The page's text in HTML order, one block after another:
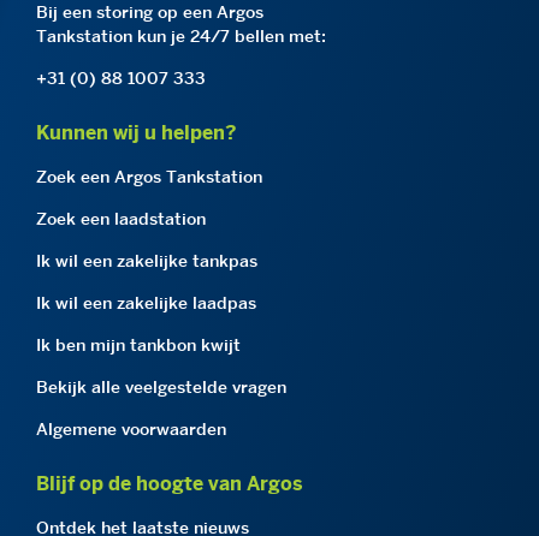
Bij een storing op een Argos
Tankstation kun je 24/7 bellen met:
+31 (0) 88 1007 333
Kunnen wij u helpen?
Zoek een Argos Tankstation
Zoek een laadstation
Ik wil een zakelijke tankpas
Ik wil een zakelijke laadpas
Ik ben mijn tankbon kwijt
Bekijk alle veelgestelde vragen
Algemene voorwaarden
Blijf op de hoogte van Argos
Ontdek het laatste nieuws